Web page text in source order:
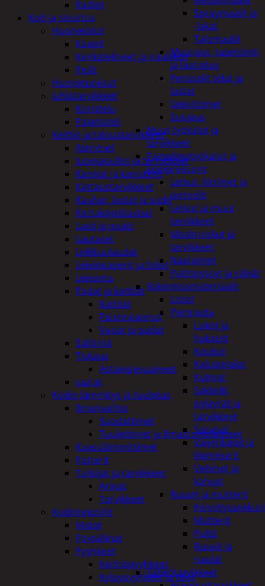
Spraymaalit ja
-lakat
Talomaalit
Muuraus, tapetointi
ja laatoitus
Pensselit telat ja
lastat
Sekoittimet
Suojaus
Muut työkalut ja
tarvikkeet
Paineilmatyökalut ja
kompressorit
Letkut, liittimet ja
pistoolit
Letkut ja muut
tarvikkeet
Maaliruiskut ja
tarvikkeet
Naulaimet
Pulttipyssyt ja räikät
Rakennusmateriaalit
Listat
Pienrauta
Lukot ja
hakaset
Koukut
Kalustejalat
Kulmat
Sakkelit,
pylpyrät ja
tarvikkeet
Saranat
Vaijerilukot ja
klemmarit
Vetimet ja
kahvat
Ruuvit ja mutterit
Mutterit
Pultit
Ruuvit ja
naulat
Sähkötarvikkeet
Radiot
Koti ja sisustus
Huonekalut
Kaapit
Kenkätelineet ja naulakot
Peilit
Huonetuoksut
Juhlatarvikkeet
Koristelu
Paketointi
Keittiö ja taloustarvikkeet
Aterimet
Juomapullot ja termokset
Kannut ja kanisterit
Kattaustarvikkeet
Kauhat, lastat ja sudit
Kertakäyttöastiat
Lasit ja mukit
Lautaset
Leikkuulaudat
Leivinpaperit ja foliot
Leivonta
Padat ja kattilat
Kattilat
Paistinpannut
Vuoat ja padat
Säilöntä
Tiskaus
Astianpesuaineet
vaa'at
Kodin lämmitys ja tuuletus
Ilmanvaihto
Suodattimet
Tuulettimet ja Ilmastointilaitteet
Kaasulämmittimet
Patterit
Tulisijat ja tarvikkeet
Arinat
Tarvikkeet
Kodintekstiilit
Matot
Pöytäliinat
Pyyhkeet
Keittiöpyyhkeet
Kylpypyyhkeet ja takit